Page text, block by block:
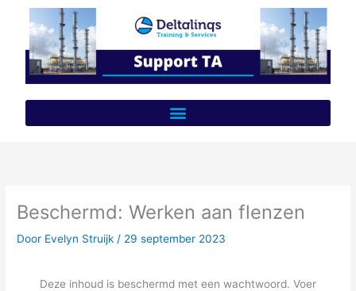
inhoud
Beschermd: Werken aan flenzen
Door Evelyn Struijk / 29 september 2023
Deze inhoud is beschermd met een wachtwoord. Voer